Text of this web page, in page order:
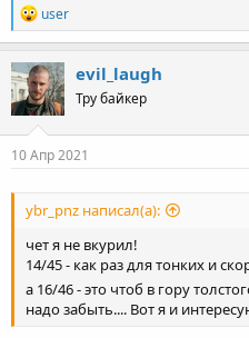
R
e
a
c
t
i
o
n
s
user
evil_laugh
Тру байкер
10 Апр 2021
ybr_pnz написал(а):
чет я не вкурил!
14/45 - как раз для тонких и
а 16/46 - это чтоб в гору
надо забыть.... Вот я и